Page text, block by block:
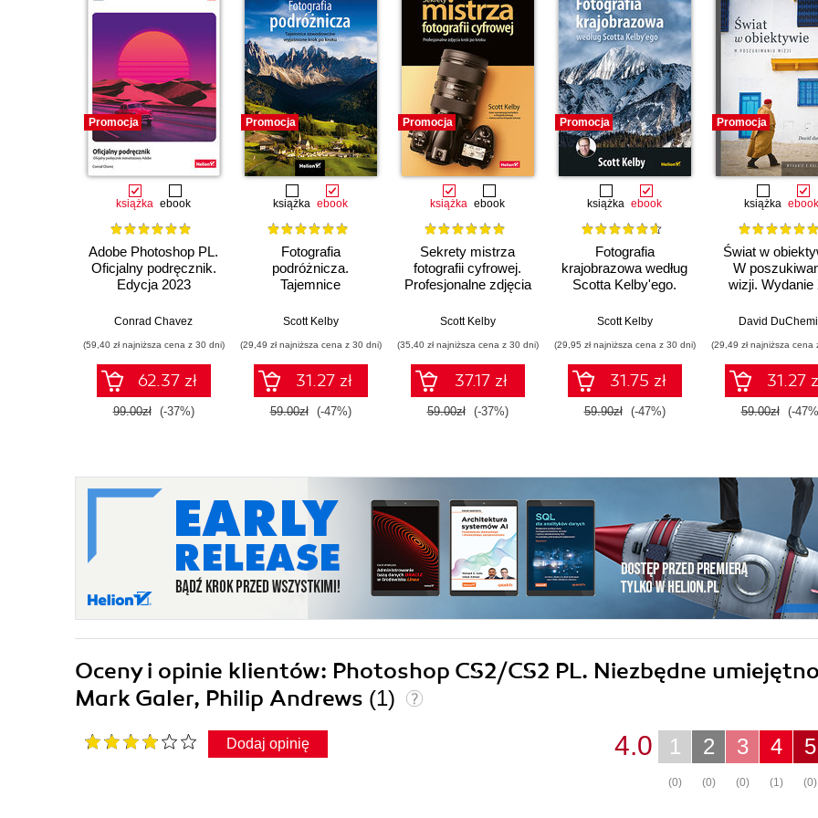
Promocja
książka ebook
Adobe Photoshop PL.
Oficjalny podręcznik.
Edycja 2023
Conrad Chavez
(59,40 zł najniższa cena z 30 dni)
62.37 zł
99.00zł (-37%)
Promocja
książka ebook
Fotografia
podróżnicza.
Tajemnice
wyjaśnione krok po
Scott Kelby
(29,49 zł najniższa cena z 30 dni)
31.27 zł
59.00zł (-47%)
Promocja
książka ebook
Sekrety mistrza
fotografii cyfrowej.
Profesjonalne zdjęcia
Scott Kelby
(35,40 zł najniższa cena z 30 dni)
37.17 zł
59.00zł (-37%)
Promocja
książka ebook
Fotografia
krajobrazowa według
Scotta Kelby'ego.
kroku
Scott Kelby
(29,95 zł najniższa cena z 30 dni)
31.75 zł
59.90zł (-47%)
Promocja
książka ebook
Świat w
W
wizji. Wydanie
David
(29,49 zł najniższa cena
31.27
59.00zł (-
Oceny i opinie klientów: Photoshop CS2/CS2 PL. Niezbędne
Mark Galer, Philip Andrews (1)
Dodaj opinię 5
(0)
4
(1)
3
(0)
2
(0)
1
(0)
4.0